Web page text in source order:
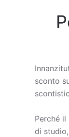
sconto
Perché
di